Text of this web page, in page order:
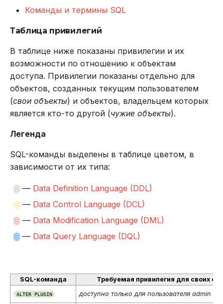
Команды и термины SQL
Таблица привилегий
В таблице ниже показаны привилегии и их
возможности по отношению к объектам
доступа. Привилегии показаны отдельно для
объектов, созданных текущим пользователем
(свои объекты) и объектов, владельцем которых
является кто-то другой (чужие объекты).
Легенда
SQL-команды выделены в таблице цветом, в
зависимости от их типа:
— Data Definition Language (DDL)
— Data Control Language (DCL)
— Data Modification Language (DML)
— Data Query Language (DQL)
SQL-команда Требуемая привилегия для своих
ALTER PLUGIN доступно только для пользователя admin